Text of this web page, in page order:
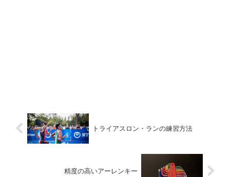
トライアスロン・ランの練習方法
精度の高いアーレンキー